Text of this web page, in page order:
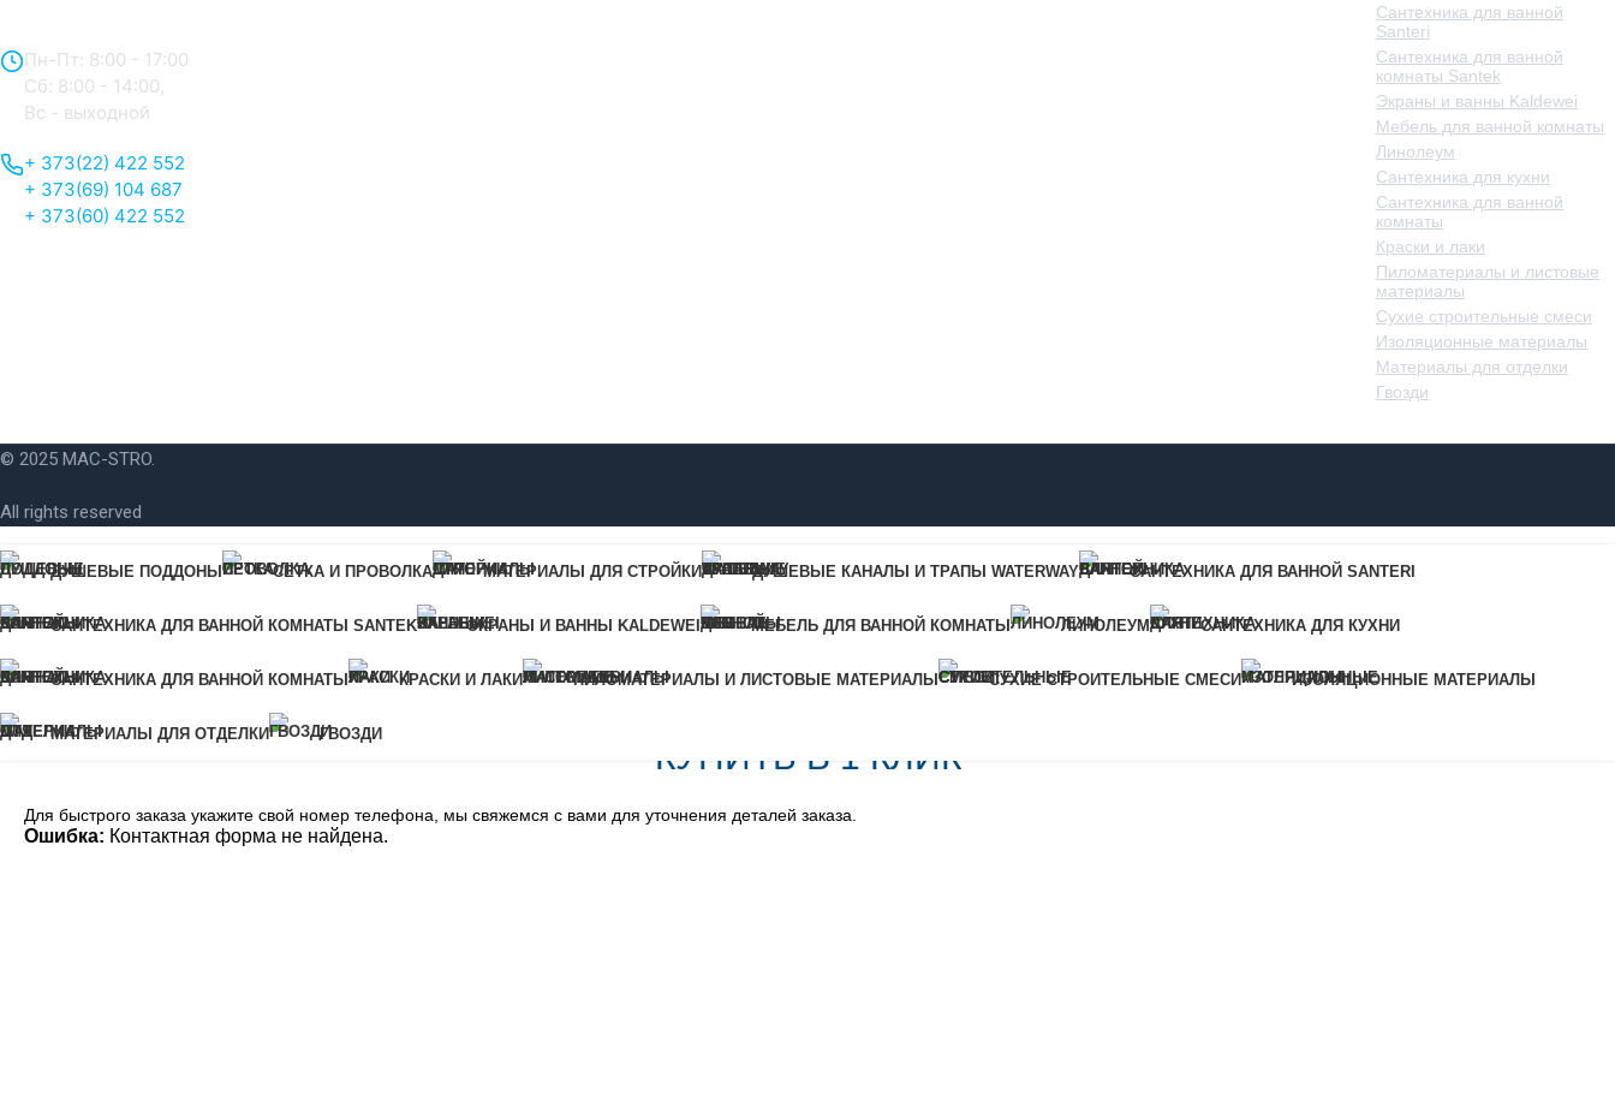
ДУШЕВЫЕ ПОДДОНЫ СЕТКА И ПРОВОЛКА МАТЕРИАЛЫ ДЛЯ СТРОЙКИ ДУШЕВЫЕ КАНАЛЫ И ТРАПЫ WATERWAY САНТЕХНИКА ДЛЯ ВАННОЙ SANTERI
САНТЕХНИКА ДЛЯ ВАННОЙ КОМНАТЫ SANTEK ЭКРАНЫ И ВАННЫ KALDEWEI МЕБЕЛЬ ДЛЯ ВАННОЙ КОМНАТЫ ЛИНОЛЕУМ САНТЕХНИКА ДЛЯ КУХНИ
САНТЕХНИКА ДЛЯ ВАННОЙ КОМНАТЫ КРАСКИ И ЛАКИ ПИЛОМАТЕРИАЛЫ И ЛИСТОВЫЕ МАТЕРИАЛЫ СУХИЕ СТРОИТЕЛЬНЫЕ СМЕСИ ИЗОЛЯЦИОННЫЕ МАТЕРИАЛЫ
МАТЕРИАЛЫ ДЛЯ ОТДЕЛКИ ГВОЗДИ
Пн-Пт: 8:00 - 17:00
Сб: 8:00 - 14:00,
Вс - выходной
+ 373(22) 422 552
+ 373(69) 104 687
+ 373(60) 422 552
Сантехника для ванной
Santeri
Сантехника для ванной
комнаты Santek
Экраны и ванны Kaldewei
Мебель для ванной комнаты
Линолеум
Сантехника для кухни
Сантехника для ванной
комнаты
Краски и лаки
Пиломатериалы и листовые
материалы
Сухие строительные смеси
Изоляционные материалы
Материалы для отделки
Гвозди
© 2025 MAC-STRO.
All rights reserved
Купить в 1 клик
Для быстрого заказа укажите свой номер телефона, мы свяжемся с вами для уточнения деталей заказа.
КУПИТЬ В 1 КЛИК
Для быстрого заказа укажите свой номер телефона, мы свяжемся с вами для уточнения деталей заказа.
Ошибка: Контактная форма не найдена.